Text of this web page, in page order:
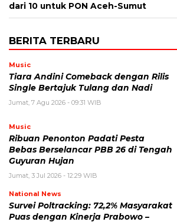
dari 10 untuk PON Aceh-Sumut
BERITA TERBARU
Music
Tiara Andini Comeback dengan Rilis
Single Bertajuk Tulang dan Nadi
Jumat, 7 Agu 2026 - 09:31 WIB
Music
Ribuan Penonton Padati Pesta
Bebas Berselancar PBB 26 di Tengah
Guyuran Hujan
Jumat, 3 Jul 2026 - 12:29 WIB
National News
Survei Poltracking: 72,2% Masyarakat
Puas dengan Kinerja Prabowo –